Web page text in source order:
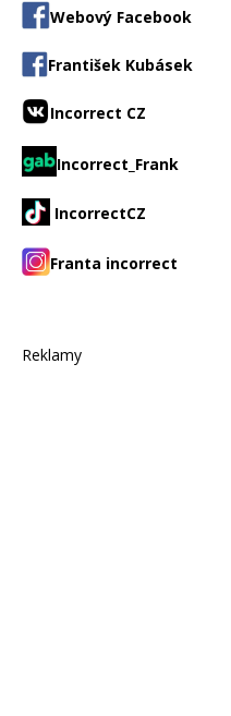
Webový Facebook
František Kubásek
Incorrect CZ
Incorrect_Frank
IncorrectCZ
Franta incorrect
Reklamy